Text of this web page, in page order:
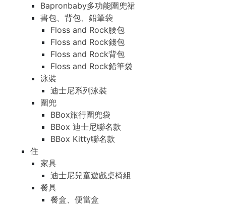
Bapronbaby多功能圍兜裙
書包、背包、鉛筆袋
Floss and Rock腰包
Floss and Rock錢包
Floss and Rock背包
Floss and Rock鉛筆袋
泳裝
迪士尼系列泳裝
圍兜
BBox旅行圍兜袋
BBox 迪士尼聯名款
BBox Kitty聯名款
住
家具
迪士尼兒童遊戲桌椅組
餐具
餐盒、便當盒